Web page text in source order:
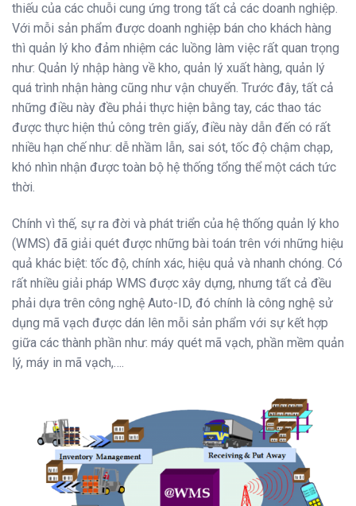
thiếu của các chuỗi cung ứng trong tất cả các doanh nghiệp.
Với mỗi sản phẩm được doanh nghiệp bán cho khách hàng
thì quản lý kho đảm nhiệm các luồng làm việc rất quan trọng
như: Quản lý nhập hàng về kho, quản lý xuất hàng, quản lý
quá trình nhận hàng cũng như vận chuyển. Trước đây, tất cả
những điều này đều phải thực hiện bằng tay, các thao tác
được thực hiện thủ công trên giấy, điều này dẫn đến có rất
nhiều hạn chế như: dễ nhầm lẫn, sai sót, tốc độ chậm chạp,
khó nhìn nhận được toàn bộ hệ thống tổng thể một cách tức
thời.
Chính vì thế, sự ra đời và phát triển của hệ thống quản lý kho
(WMS) đã giải quét được những bài toán trên với những hiệu
quả khác biệt: tốc độ, chính xác, hiệu quả và nhanh chóng. Có
rất nhiều giải pháp WMS được xây dựng, nhưng tất cả đều
phải dựa trên công nghệ Auto-ID, đó chính là công nghệ sử
dụng mã vạch được dán lên mỗi sản phẩm với sự kết hợp
giữa các thành phần như: máy quét mã vạch, phần mềm quản
lý, máy in mã vạch,….